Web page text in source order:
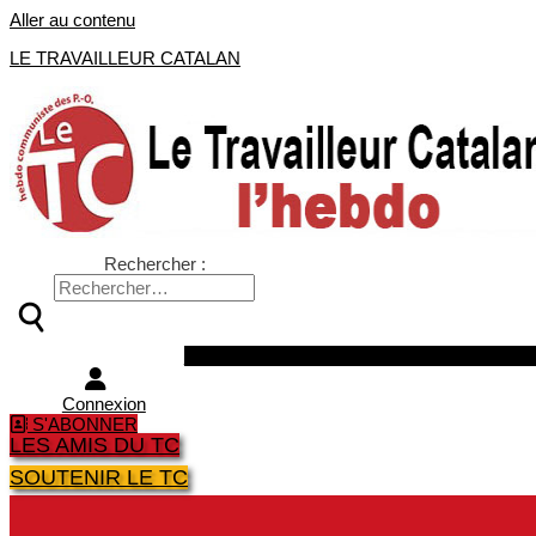
Aller au contenu
LE TRAVAILLEUR CATALAN
Rechercher :
Connexion
S'ABONNER
LES AMIS DU TC
SOUTENIR LE TC